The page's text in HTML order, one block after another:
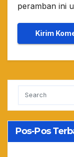
peramban ini
Pos-Pos